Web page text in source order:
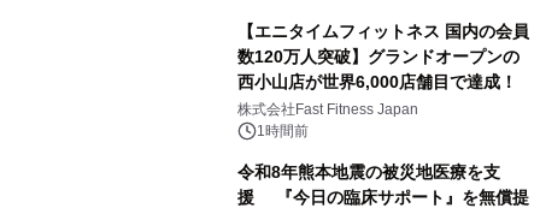
【エニタイムフィットネス 国内の会員
数120万人突破】グランドオープンの
西小山店が世界6,000店舗目で達成！
株式会社Fast Fitness Japan
1時間前
令和8年熊本地震の被災地医療を支
援 『今日の臨床サポート』を無償提